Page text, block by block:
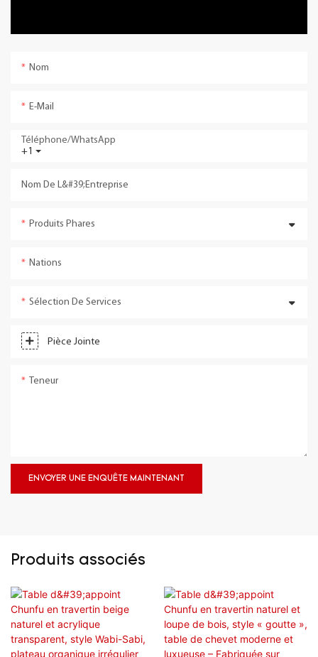
Nom
E-Mail
+1
Téléphone/WhatsApp
Nom De L&#39;entreprise
Produits Phares
Nations
Sélection De Services
Pièce Jointe
Teneur
ENVOYER UNE ENQUÊTE MAINTENANT
Produits associés